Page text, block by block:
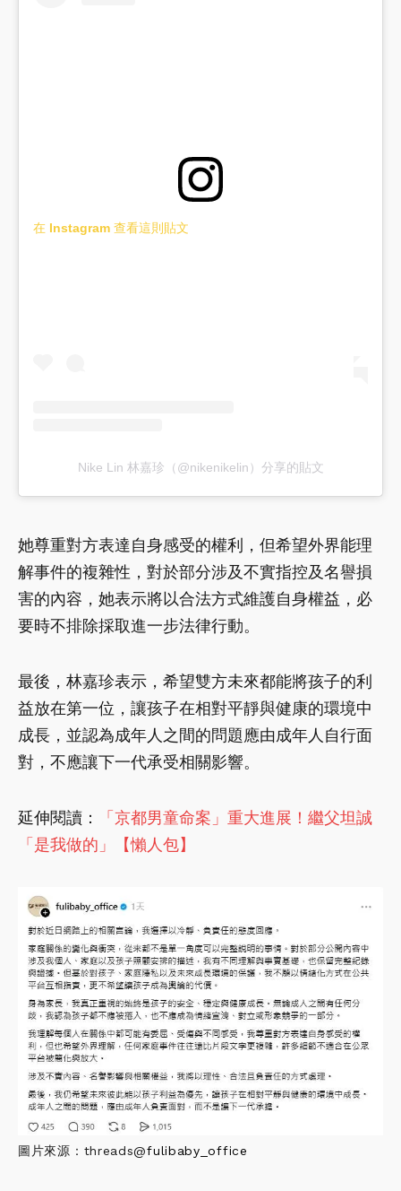
在 Instagram 查看這則貼文
Nike Lin 林嘉珍（@nikenikelin）分享的貼文
她尊重對方表達自身感受的權利，但希望外界能理
解事件的複雜性，對於部分涉及不實指控及名譽損
害的內容，她表示將以合法方式維護自身權益，必
要時不排除採取進一步法律行動。
最後，林嘉珍表示，希望雙方未來都能將孩子的利
益放在第一位，讓孩子在相對平靜與健康的環境中
成長，並認為成年人之間的問題應由成年人自行面
對，不應讓下一代承受相關影響。
延伸閱讀：
「京都男童命案」重大進展！繼父坦誠
「是我做的」【懶人包】
圖片來源：threads@fulibaby_office